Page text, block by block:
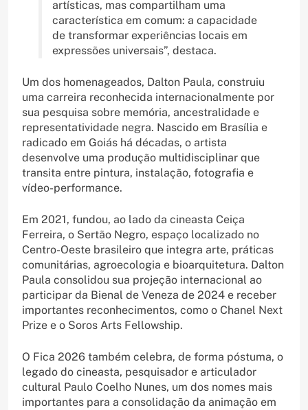
artísticas, mas compartilham uma
característica em comum: a capacidade
de transformar experiências locais em
expressões universais”, destaca.
Um dos homenageados, Dalton Paula, construiu
uma carreira reconhecida internacionalmente por
sua pesquisa sobre memória, ancestralidade e
representatividade negra. Nascido em Brasília e
radicado em Goiás há décadas, o artista
desenvolve uma produção multidisciplinar que
transita entre pintura, instalação, fotografia e
vídeo-performance.
Em 2021, fundou, ao lado da cineasta Ceiça
Ferreira, o Sertão Negro, espaço localizado no
Centro-Oeste brasileiro que integra arte, práticas
comunitárias, agroecologia e bioarquitetura. Dalton
Paula consolidou sua projeção internacional ao
participar da Bienal de Veneza de 2024 e receber
importantes reconhecimentos, como o Chanel Next
Prize e o Soros Arts Fellowship.
O Fica 2026 também celebra, de forma póstuma, o
legado do cineasta, pesquisador e articulador
cultural Paulo Coelho Nunes, um dos nomes mais
importantes para a consolidação da animação em